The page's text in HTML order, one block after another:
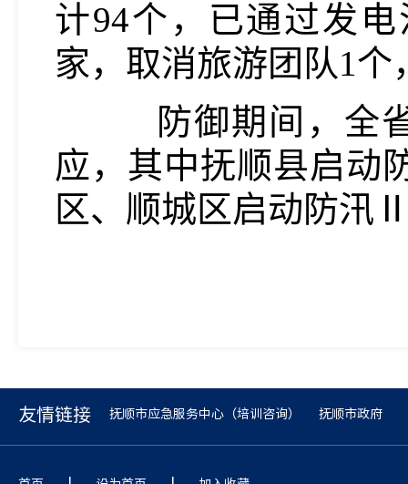
计94个，已通过发
家，取消旅游团队1
防御期间，全省
应，其中抚顺县启动
区、顺城区启动防汛
友情链接 抚顺市应急服务中心（培训咨询） 抚顺市政府